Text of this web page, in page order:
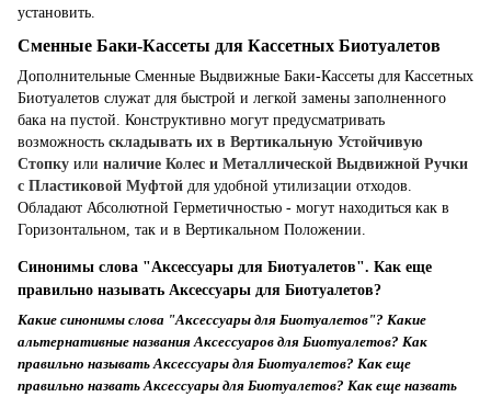
установить.
Сменные Баки-Кассеты для Кассетных Биотуалетов
Дополнительные Сменные Выдвижные Баки-Кассеты для Кассетных
Биотуалетов служат для быстрой и легкой замены заполненного
бака на пустой. Конструктивно могут предусматривать
возможность складывать их в Вертикальную Устойчивую
Стопку или наличие Колес и Металлической Выдвижной Ручки
с Пластиковой Муфтой для удобной утилизации отходов.
Обладают Абсолютной Герметичностью - могут находиться как в
Горизонтальном, так и в Вертикальном Положении.
Синонимы слова "Аксессуары для Биотуалетов". Как еще
правильно называть Аксессуары для Биотуалетов?
Какие синонимы слова "Аксессуары для Биотуалетов"? Какие
альтернативные названия Аксессуаров для Биотуалетов? Как
правильно называть Аксессуары для Биотуалетов? Как еще
правильно назвать Аксессуары для Биотуалетов? Как еще назвать